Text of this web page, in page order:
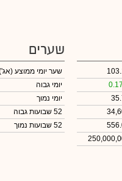
שערים
שער יומי ממוצע
יומי גבוה
יומי נמוך
52 שבועות גבוה
52 שבועות נמוך